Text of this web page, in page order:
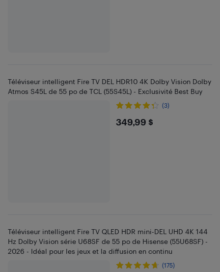
Téléviseur intelligent Fire TV DEL HDR10 4K Dolby Vision Dolby
Atmos S45L de 55 po de TCL (55S45L) - Exclusivité Best Buy
(3)
$349.99
349,99 $
Téléviseur intelligent Fire TV QLED HDR mini-DEL UHD 4K 144
Hz Dolby Vision série U68SF de 55 po de Hisense (55U68SF) -
2026 - Idéal pour les jeux et la diffusion en continu
(175)